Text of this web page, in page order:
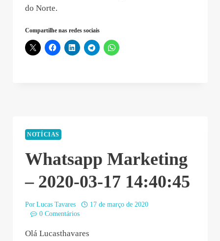
do Norte.
Compartilhe nas redes sociais
NOTÍCIAS
Whatsapp Marketing
– 2020-03-17 14:40:45
Por Lucas Tavares
17 de março de 2020
0 Comentários
Olá Lucasthavares